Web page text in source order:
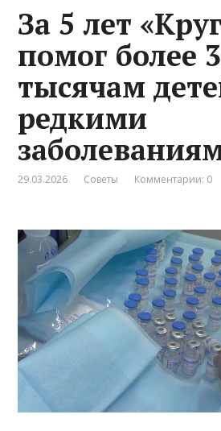
За 5 лет
помог более
тысячам
редкими
29.03.2026 Советы Комментарии: 0